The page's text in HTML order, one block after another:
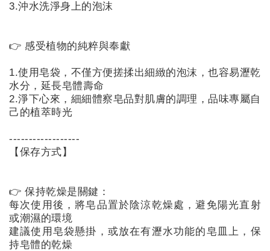
3.沖水洗淨身上的泡沫
👉 感受植物的純粹與奉獻
1.使用皂袋，不僅方便搓揉出細緻的泡沫，也容易瀝乾
水分，延長皂體壽命
2.淨下心來，細細體察皂品對肌膚的調理，品味專屬自
己的植萃時光
------------------
【保存方式】
👉 保持乾燥是關鍵：
每次使用後，將皂品置於陰涼乾燥處，避免陽光直射
或潮濕的環境
建議使用皂袋懸掛，或放在有瀝水功能的皂皿上，保
持皂體的乾燥